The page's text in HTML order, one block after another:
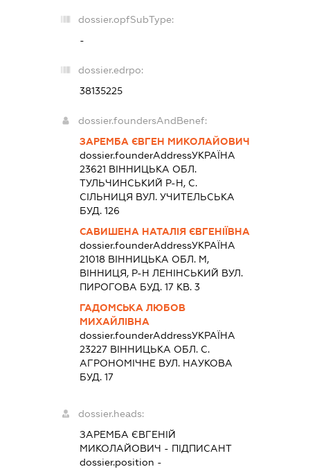
dossier.opfSubType:
-
dossier.edrpo:
38135225
dossier.foundersAndBenef:
ЗАРЕМБА ЄВГЕН МИКОЛАЙОВИЧ
dossier.founderAddressУКРАЇНА
23621 ВIННИЦЬКА ОБЛ.
ТУЛЬЧИНСЬКИЙ Р-Н, С.
СІЛЬНИЦЯ ВУЛ. УЧИТЕЛЬСЬКА
БУД. 126
САВИШЕНА НАТАЛІЯ ЄВГЕНІЇВНА
dossier.founderAddressУКРАЇНА
21018 ВIННИЦЬКА ОБЛ. М,
ВІННИЦЯ, Р-Н ЛЕНІНСЬКИЙ ВУЛ.
ПИРОГОВА БУД. 17 КВ. 3
ГАДОМСЬКА ЛЮБОВ
МИХАЙЛІВНА
dossier.founderAddressУКРАЇНА
23227 ВIННИЦЬКА ОБЛ. С.
АГРОНОМІЧНЕ ВУЛ. НАУКОВА
БУД. 17
dossier.heads:
ЗАРЕМБА ЄВГЕНІЙ
МИКОЛАЙОВИЧ - ПІДПИСАНТ
dossier.position -